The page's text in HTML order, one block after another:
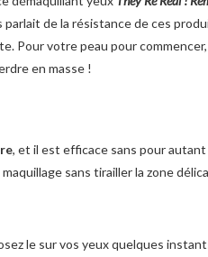
de la résistance de ces
Pour votre peau pour
en masse !
, et il est efficace sans pour
sans tirailler la zone
le sur vos yeux quelques